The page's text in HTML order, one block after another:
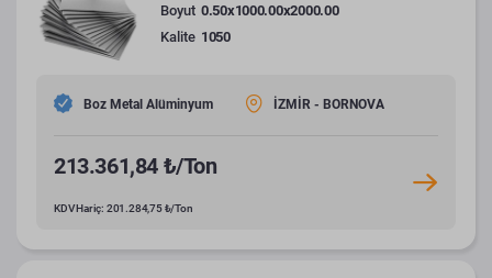
Boyut 0.50x1000.00x2000.00
Kalite 1050
Boz Metal Alüminyum İZMİR - BORNOVA
213.361,84 ₺/Ton
KDV Hariç: 201.284,75 ₺/Ton